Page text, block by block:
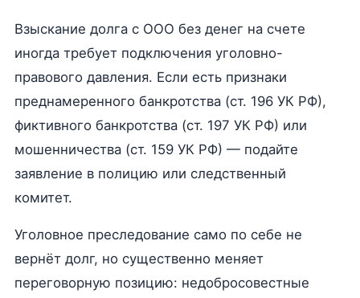
Взыскание долга с ООО без денег на счете
иногда требует подключения уголовно-
правового давления. Если есть признаки
преднамеренного банкротства (ст. 196 УК РФ),
фиктивного банкротства (ст. 197 УК РФ) или
мошенничества (ст. 159 УК РФ) — подайте
заявление в полицию или следственный
комитет.
Уголовное преследование само по себе не
вернёт долг, но существенно меняет
переговорную позицию: недобросовестные